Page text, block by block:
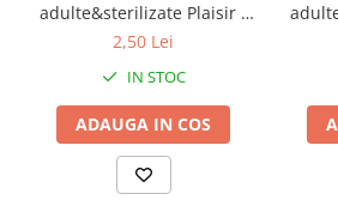
Carne proaspătă de pui
deshidratată (16%),
(16%), ovăz integral,
grăsime de pui (5%), iarbă
măcinată, linte verde
adulte&sterilizate Plaisir -
vita&curcan 100g
2,50 Lei
IN STOC
ADAUGA IN COS